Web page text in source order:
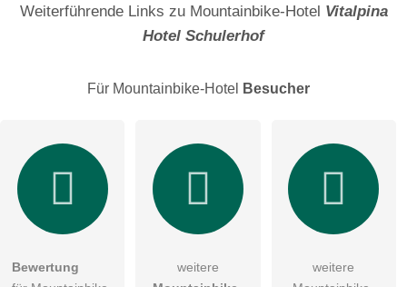
Hiermit akzeptiere ich die .
Die Datenschutzerklärunghabe ich zur Kenntnis genommen.
Weiterführende Links zu Mountainbike-Hotel Vitalpina
Hotel Schulerhof
Für Mountainbike-Hotel Besucher
Bewertung
weitere
weitere